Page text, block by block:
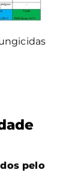
pelo